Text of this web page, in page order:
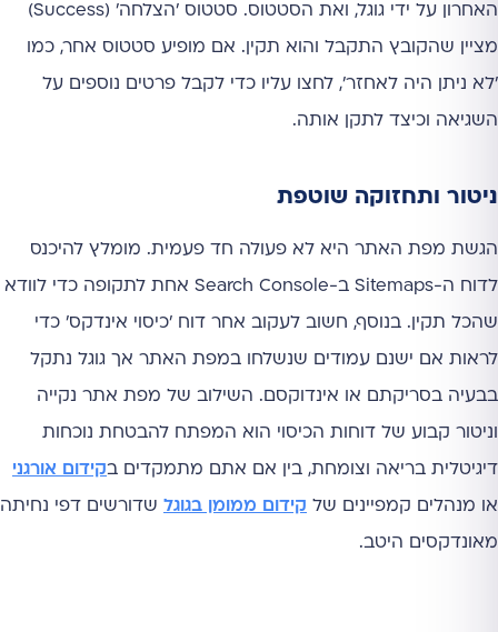
האחרון על ידי גוגל, ואת הסטטוס. סטטוס 'הצלחה' (Success)
מציין שהקובץ התקבל והוא תקין. אם מופיע סטטוס אחר, כמו
'לא ניתן היה לאחזר', לחצו עליו כדי לקבל פרטים נוספים על
השגיאה וכיצד לתקן אותה.
ניטור ותחזוקה שוטפת
הגשת מפת האתר היא לא פעולה חד פעמית. מומלץ להיכנס
לדוח ה-Sitemaps ב-Search Console אחת לתקופה כדי לוודא
שהכל תקין. בנוסף, חשוב לעקוב אחר דוח 'כיסוי אינדקס' כדי
לראות אם ישנם עמודים שנשלחו במפת האתר אך גוגל נתקל
בבעיה בסריקתם או אינדוקסם. השילוב של מפת אתר נקייה
וניטור קבוע של דוחות הכיסוי הוא המפתח להבטחת נוכחות
דיגיטלית בריאה וצומחת, בין אם אתם מתמקדים בקידום אורגני
או מנהלים קמפיינים של קידום ממומן בגוגל שדורשים דפי נחיתה
מאונדקסים היטב.